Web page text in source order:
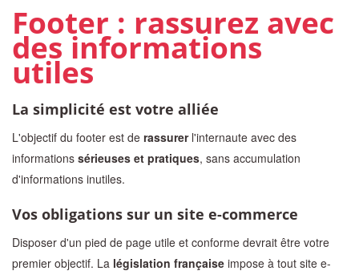
Footer : rassurez avec
des informations
utiles
La simplicité est votre alliée
L'objectif du footer est de rassurerl'internaute avec des
informations sérieuses et pratiques, sans accumulation
d'informations inutiles.
Vos obligations sur un site e-commerce
Disposer d'un pied de page utile et conforme devrait être votre
premier objectif. La législation française impose à tout site e-